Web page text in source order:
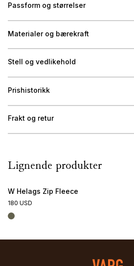
Passform og størrelser
Materialer og bærekraft
Stell og vedlikehold
Prishistorikk
Frakt og retur
Lignende produkter
W Helags Zip Fleece
180 USD